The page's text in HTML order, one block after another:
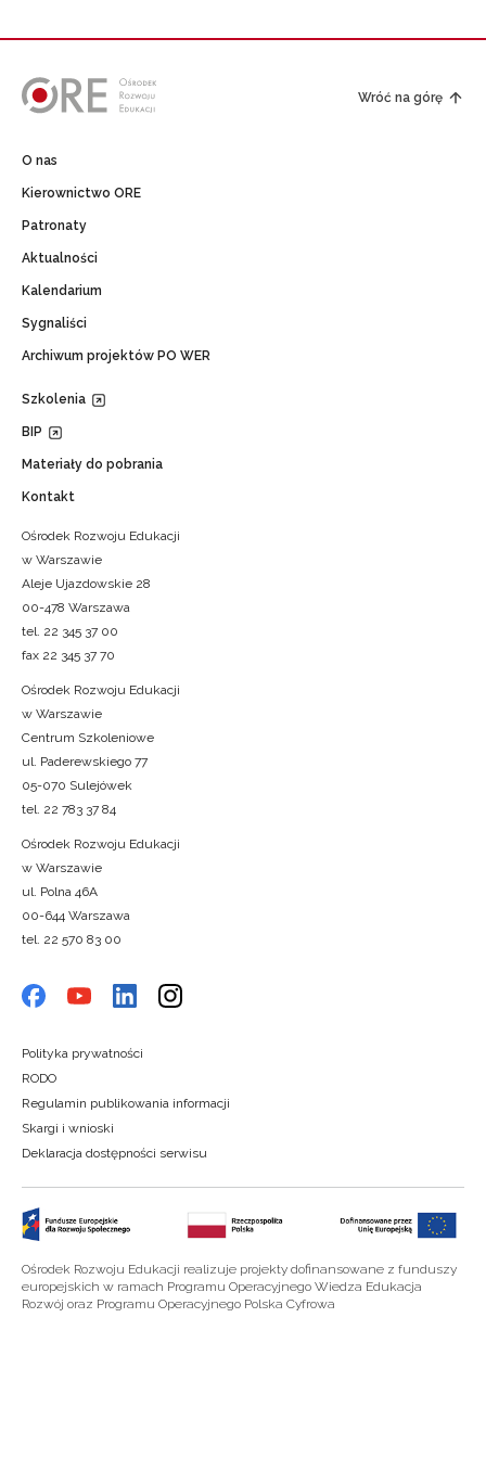
Wróć na górę
O nas
Kierownictwo ORE
Patronaty
Aktualności
Kalendarium
Sygnaliści
Archiwum projektów PO WER
Szkolenia
BIP
Materiały do pobrania
Kontakt
Ośrodek Rozwoju Edukacji
w Warszawie
Aleje Ujazdowskie 28
00-478 Warszawa
tel. 22 345 37 00
fax 22 345 37 70
Ośrodek Rozwoju Edukacji
w Warszawie
Centrum Szkoleniowe
ul. Paderewskiego 77
05-070 Sulejówek
tel. 22 783 37 84
Ośrodek Rozwoju Edukacji
w Warszawie
ul. Polna 46A
00-644 Warszawa
tel. 22 570 83 00
Polityka prywatności
RODO
Regulamin publikowania informacji
Skargi i wnioski
Deklaracja dostępności serwisu
Ośrodek Rozwoju Edukacji realizuje projekty dofinansowane z funduszy
europejskich w ramach Programu Operacyjnego Wiedza Edukacja
Rozwój oraz Programu Operacyjnego Polska Cyfrowa